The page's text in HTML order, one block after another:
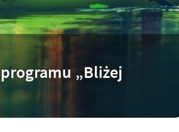
„Bliżej